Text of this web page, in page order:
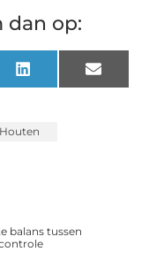
dan op:
LinkedIn Email
balans tussen